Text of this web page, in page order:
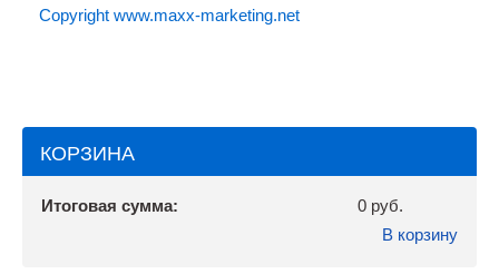
Copyright www.maxx-marketing.net
КОРЗИНА
Итоговая сумма:
0 руб.
В корзину